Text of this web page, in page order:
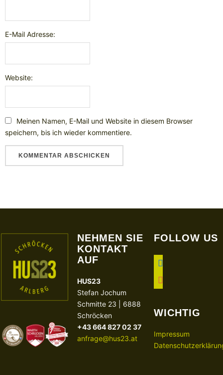
E-Mail Adresse:
Website:
Meinen Namen, E-Mail und Website in diesem Browser
speichern, bis ich wieder kommentiere.
NEHMEN SIE
KONTAKT
AUF
HUS23
Stefan Jochum
Schmitte 23 | 6888
Schröcken
+43 664 827 02 37
anfrage@hus23.at
FOLLOW US
facebook
instagram
WICHTIG
Impressum